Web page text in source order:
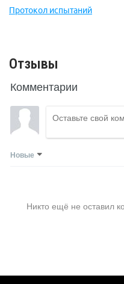
Протокол испытаний
Отзывы
Комментарии
Новые
Никто ещё не оставил